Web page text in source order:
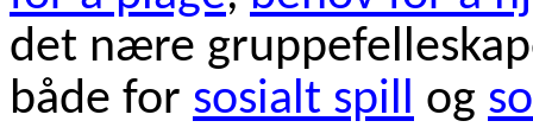
det nære
både for sosialt spill og